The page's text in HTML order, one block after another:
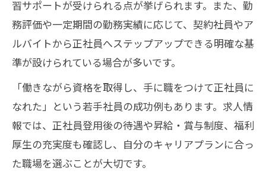
習サポートが受けられる点が挙げられます。また、勤
務評価や一定期間の勤務実績に応じて、契約社員やア
ルバイトから正社員へステップアップできる明確な基
準が設けられている場合が多いです。
「働きながら資格を取得し、手に職をつけて正社員に
なれた」という若手社員の成功例もあります。求人情
報では、正社員登用後の待遇や昇給・賞与制度、福利
厚生の充実度も確認し、自分のキャリアプランに合っ
た職場を選ぶことが大切です。